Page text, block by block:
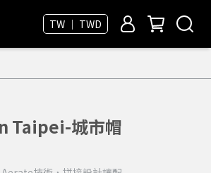
TW ｜ TWD
Taipei-城市帽